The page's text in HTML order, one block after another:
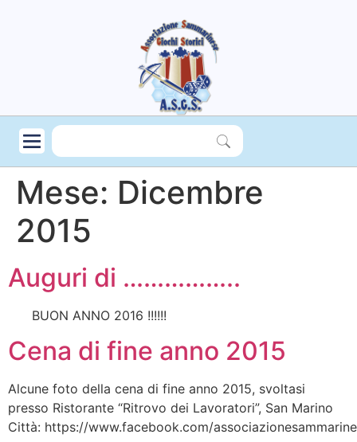
Mese: Dicembre
2015
Auguri di ……………..
BUON ANNO 2016 !!!!!!
Cena di fine anno 2015
Alcune foto della cena di fine anno 2015, svoltasi
presso Ristorante “Ritrovo dei Lavoratori”, San Marino
Città: https://www.facebook.com/